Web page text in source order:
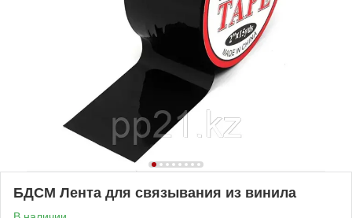
БДСМ Лента для связывания из винила